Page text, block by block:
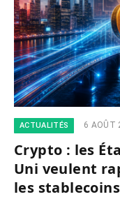
ACTUALITÉS 6 AOÛT
Crypto : les
Uni veulent
les stablecoins